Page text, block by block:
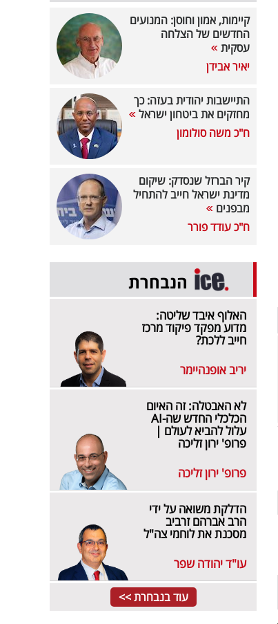
קיימות, אמון וחוסן: המנועים
החדשים של הצלחה
עסקית
יאיר אבידן
התיישבות יהודית בעזה: כך
מחזקים את ביטחון ישראל
ח"כ משה סולומון
קיר הברזל שנסדק: שיקום
מדינת ישראל חייב להתחיל
מבפנים
ח"כ עודד פורר
הנבחרת
האלוף איבד שליטה:
מדוע מפקד פיקוד מרכז
חייב ללכת?
יריב אופנהיימר
לא האבטלה: זה האיום
הכלכלי החדש שה-AI
עלול להביא לעולם |
פרופ' ירון זליכה
פרופ' ירון זליכה
הדלקת משואה על ידי
הרב אברהם זרביב
מסכנת את לוחמי צה"ל
עו"ד יהודה שפר
עוד בנבחרת >>